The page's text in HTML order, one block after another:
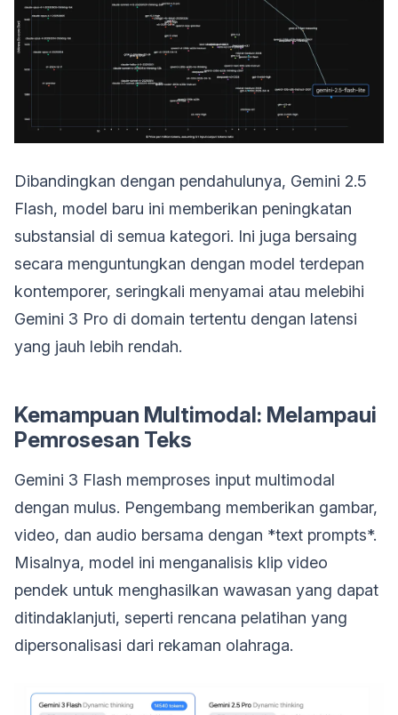
Dibandingkan dengan pendahulunya, Gemini 2.5
Flash, model baru ini memberikan peningkatan
substansial di semua kategori. Ini juga bersaing
secara menguntungkan dengan model terdepan
kontemporer, seringkali menyamai atau melebihi
Gemini 3 Pro di domain tertentu dengan latensi
yang jauh lebih rendah.
Kemampuan Multimodal: Melampaui
Pemrosesan Teks
Gemini 3 Flash memproses input multimodal
dengan mulus. Pengembang memberikan gambar,
video, dan audio bersama dengan *text prompts*.
Misalnya, model ini menganalisis klip video
pendek untuk menghasilkan wawasan yang dapat
ditindaklanjuti, seperti rencana pelatihan yang
dipersonalisasi dari rekaman olahraga.